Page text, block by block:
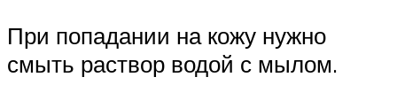
При попадании на кожу нужно
смыть раствор водой с мылом.